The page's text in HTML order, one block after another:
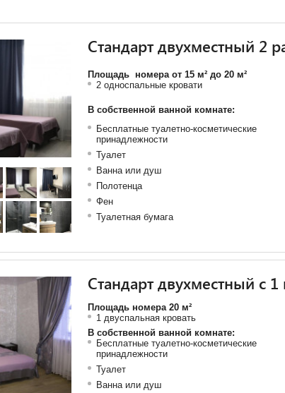
Стандарт двухместный 2
Площадь номера от 15 м² до 20 м²
2 односпальные кровати
В собственной ванной комнате:
Бесплатные туалетно-косметические
принадлежности
Туалет
Ванна или душ
Полотенца
Фен
Туалетная бумага
Стандарт двухместный с
Площадь номера 20 м²
1 двуспальная кровать
В собственной ванной комнате:
Бесплатные туалетно-косметические
принадлежности
Туалет
Ванна или душ